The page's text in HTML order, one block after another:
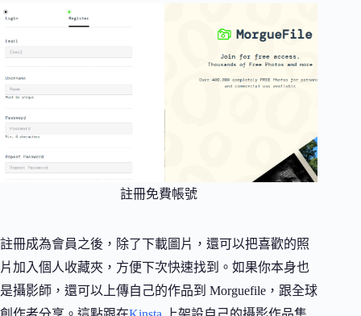
註冊免費帳號
註冊成為會員之後，除了下載圖片，還可以把喜歡的照
片加入個人收藏夾，方便下次快速找到。如果你本身也
是攝影師，還可以上傳自己的作品到 Morguefile，跟全球